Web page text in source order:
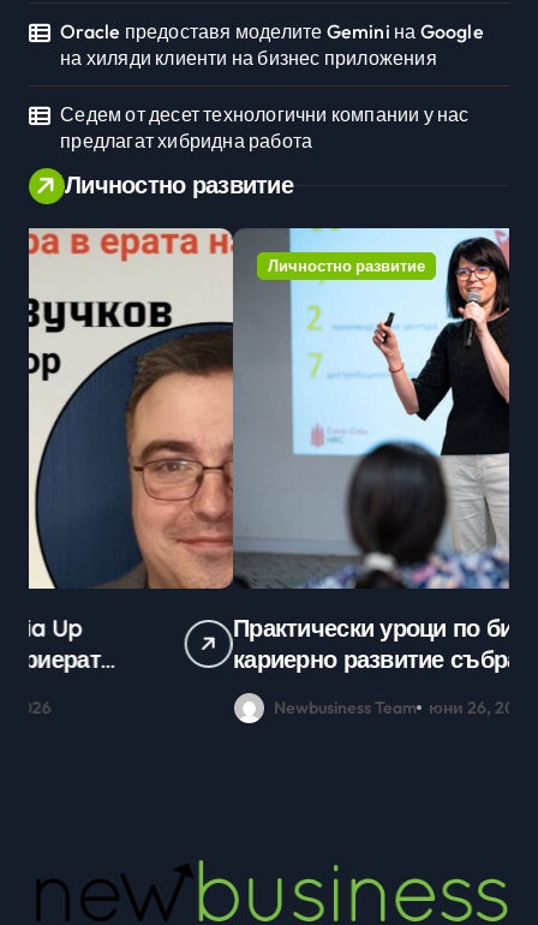
Oracle предоставя моделите Gemini на Google
на хиляди клиенти на бизнес приложения
Седем от десет технологични компании у нас
предлагат хибридна работа
Личностно развитие
Личностно развитие
Практически уроци по бизнес и
кариерно развитие събраха
млади хора на SOFIA UP
юни 26, 2026